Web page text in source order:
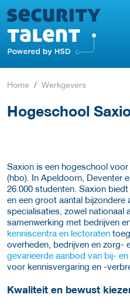
Home Werkgevers
Hogeschool
Saxion is een hogeschool
(hbo). In Apeldoorn, Deventer
26.000 studenten. Saxion
en een groot aantal bijzondere
specialisaties, zowel nationaal
samenwerking met bedrijven
kenniscentra en lectoraten
overheden, bedrijven en zorg-
gevarieerde aanbod van bij-
voor kennisvergaring en -
Kwaliteit en bewust